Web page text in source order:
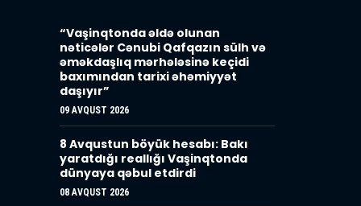
“Vaşinqtonda əldə olunan
nəticələr Cənubi Qafqazın sülh və
əməkdaşlıq mərhələsinə keçidi
baxımından tarixi əhəmiyyət
daşıyır”
09 AVQUST 2026
8 Avqustun böyük hesabı: Bakı
yaratdığı reallığı Vaşinqtonda
dünyaya qəbul etdirdi
08 AVQUST 2026